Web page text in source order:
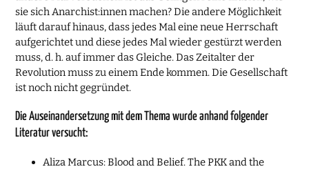
sie sich Anarchist:innen machen? Die andere Möglichkeit
läuft darauf hinaus, dass jedes Mal eine neue Herrschaft
aufgerichtet und diese jedes Mal wieder gestürzt werden
muss, d. h. auf immer das Gleiche. Das Zeitalter der
Revolution muss zu einem Ende kommen. Die Gesellschaft
ist noch nicht gegründet.
Die Auseinandersetzung mit dem Thema wurde anhand folgender
Literatur versucht:
Aliza Marcus: Blood and Belief. The PKK and the